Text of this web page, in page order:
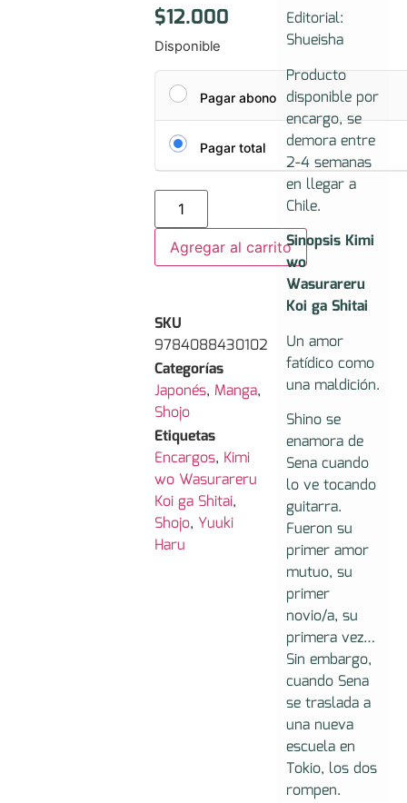
$12.000
Disponible
Pagar abono
Pagar total
Agregar al carrito
SKU
9784088430102
Categorías
Japonés, Manga,
Shojo
Etiquetas
Encargos, Kimi
wo Wasurareru
Koi ga Shitai,
Shojo, Yuuki
Haru
Editorial:
Shueisha
Producto
disponible por
encargo, se
demora entre
2-4 semanas
en llegar a
Chile.
Sinopsis Kimi
wo
Wasurareru
Koi ga Shitai
Un amor
fatídico como
una maldición.
Shino se
enamora de
Sena cuando
lo ve tocando
guitarra.
Fueron su
primer amor
mutuo, su
primer
novio/a, su
primera vez…
Sin embargo,
cuando Sena
se traslada a
una nueva
escuela en
Tokio, los dos
rompen.